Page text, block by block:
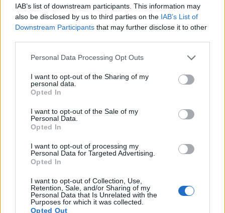
IAB’s list of downstream participants. This information may
also be disclosed by us to third parties on the IAB’s List of
Downstream Participants that may further disclose it to other
Personal Data Processing Opt Outs
I want to opt-out of the Sharing of my
personal data.
Opted In
I want to opt-out of the Sale of my
Personal Data.
Opted In
I want to opt-out of processing my
Personal Data for Targeted Advertising.
Opted In
I want to opt-out of Collection, Use,
Retention, Sale, and/or Sharing of my
Personal Data that Is Unrelated with the
Purposes for which it was collected.
Opted Out
23:40
Βόλος: Υπό έλεγχο η φωτιά στο Αρχαίο Θέατρο
Δημητριάδος
Φωτιά σε χαμηλή βλάστηση στην Κάρπαθο
Κολομβία: Διασώθηκε ιπποποταμάκι από την αποικία του
ΣΧΕΤΙΚA AΡΘΡΑ